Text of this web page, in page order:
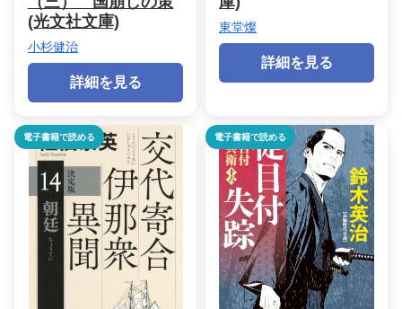
(光文社文庫)
小杉健治
詳細を見る
東堂燦
詳細を見る
電子書籍で読める 電子書籍で読める